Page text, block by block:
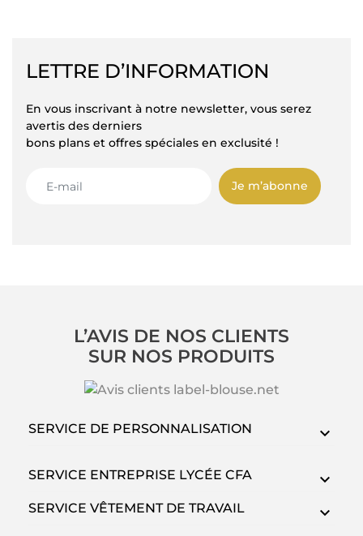
LETTRE D’INFORMATION
En vous inscrivant à notre newsletter, vous serez
avertis des derniers
bons plans et offres spéciales en exclusité !
Je m’abonne
L’AVIS DE NOS CLIENTS
SUR NOS PRODUITS
SERVICE DE PERSONNALISATION
SERVICE ENTREPRISE LYCÉE CFA
SERVICE VÊTEMENT DE TRAVAIL